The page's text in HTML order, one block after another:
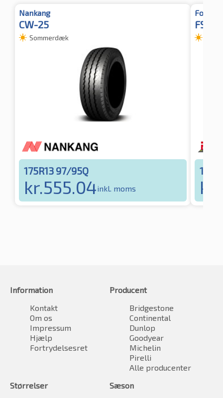
Nankang
CW-25
Sommerdæk
175R13 97/95Q
kr.555.04inkl. moms
Fortune
FSR
kr.
Information
Kontakt
Om os
Impressum
Hjælp
Fortrydelsesret
Producent
Bridgestone
Continental
Dunlop
Goodyear
Michelin
Pirelli
Alle producenter
Størrelser
Sæson